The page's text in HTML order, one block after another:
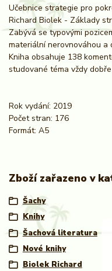
Učebnice strategie pro
Richard Biolek - Základy
Zabývá se typovými
materiální nerovnováhou a
Kniha obsahuje 138
studované téma vždy
Rok vydání: 2019
Počet stran: 176
Formát: A5
Zboží zařazeno v
Šachy
Knihy
Šachová literatura
Nové knihy
Biolek Richard